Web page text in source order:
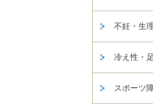
不妊・生
冷え性・
スポーツ